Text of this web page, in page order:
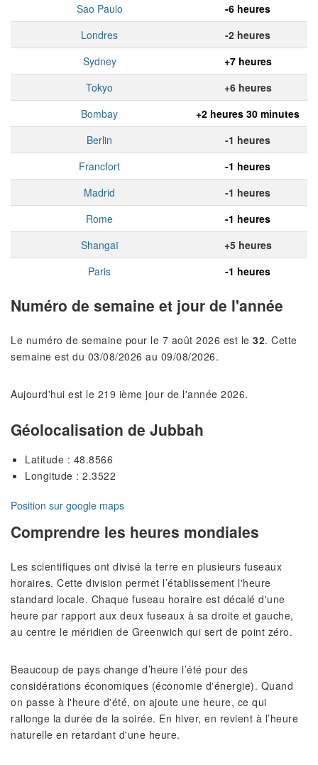
Sao Paulo
-6 heures
Londres
-2 heures
Sydney
+7 heures
Tokyo
+6 heures
Bombay
+2 heures 30 minutes
Berlin
-1 heures
Francfort
-1 heures
Madrid
-1 heures
Rome
-1 heures
Shangaï
+5 heures
Paris
-1 heures
Numéro de semaine et jour de l'année
Le numéro de semaine pour le 7 août 2026 est le 32. Cette
semaine est du 03/08/2026 au 09/08/2026.
Aujourd'hui est le 219 ième jour de l'année 2026.
Géolocalisation de Jubbah
Latitude : 48.8566
Longitude : 2.3522
Position sur google maps
Comprendre les heures mondiales
Les scientifiques ont divisé la terre en plusieurs fuseaux
horaires. Cette division permet l’établissement l'heure
standard locale. Chaque fuseau horaire est décalé d'une
heure par rapport aux deux fuseaux à sa droite et gauche,
au centre le méridien de Greenwich qui sert de point zéro.
Beaucoup de pays change d’heure l’été pour des
considérations économiques (économie d'énergie). Quand
on passe à l'heure d'été, on ajoute une heure, ce qui
rallonge la durée de la soirée. En hiver, en revient à l’heure
naturelle en retardant d'une heure.